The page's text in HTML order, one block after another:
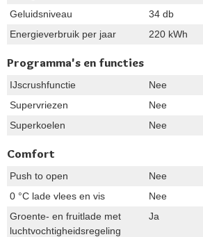
Geluidsniveau
34 db
Energieverbruik per jaar
220 kWh
Programma's en functies
IJscrushfunctie
Nee
Supervriezen
Nee
Superkoelen
Nee
Comfort
Push to open
Nee
0 °C lade vlees en vis
Nee
Groente- en fruitlade met
luchtvochtigheidsregeling
Ja